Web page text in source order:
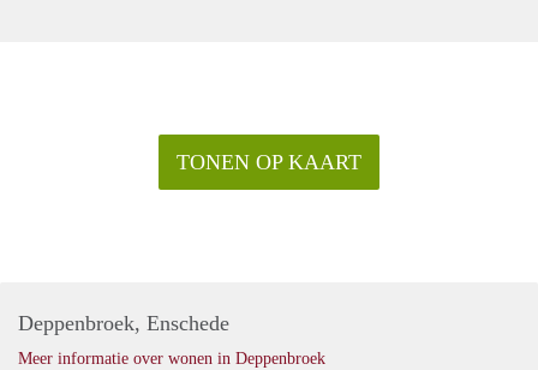
TONEN OP KAART
Deppenbroek, Enschede
Meer informatie over wonen in Deppenbroek